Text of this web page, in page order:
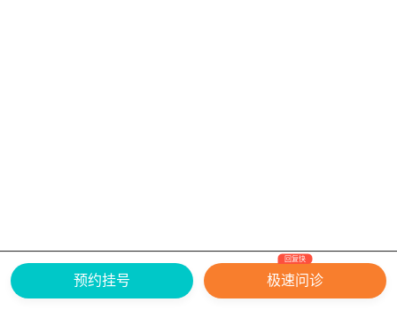
网上有害信息举报专区
关于我们
Copyright ©
2026 中华康网 版权所有
预约挂号 极速问诊
回复快